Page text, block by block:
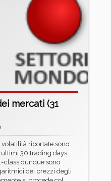
mercati (31
riportate sono
30 trading days
class dunque sono
dei prezzi degli